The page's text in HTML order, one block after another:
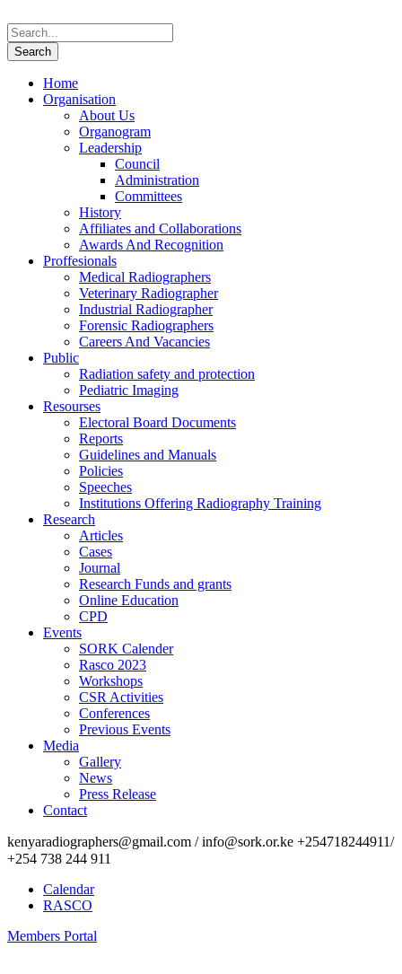
Home
Organisation
About Us
Organogram
Leadership
Council
Administration
Committees
History
Affiliates and Collaborations
Awards And Recognition
Proffesionals
Medical Radiographers
Veterinary Radiographer
Industrial Radiographer
Forensic Radiographers
Careers And Vacancies
Public
Radiation safety and protection
Pediatric Imaging
Resourses
Electoral Board Documents
Reports
Guidelines and Manuals
Policies
Speeches
Institutions Offering Radiography Training
Research
Articles
Cases
Journal
Research Funds and grants
Online Education
CPD
Events
SORK Calender
Rasco 2023
Workshops
CSR Activities
Conferences
Previous Events
Media
Gallery
News
Press Release
Contact
kenyaradiographers@gmail.com / info@sork.or.ke +254718244911/
+254 738 244 911
Calendar
RASCO
Members Portal